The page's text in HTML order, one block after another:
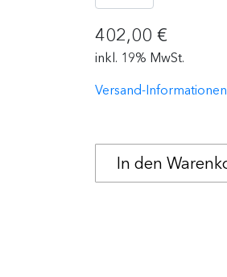
402,00 €
inkl. 19% MwSt.
Versand-Informationen